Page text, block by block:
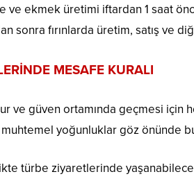
ve ekmek üretimi iftardan 1 saat
sonra fırınlarda üretim, satış ve
MESAFE KURALI
ve güven ortamında geçmesi
muhtemel yoğunluklar göz önünde
türbe ziyaretlerinde